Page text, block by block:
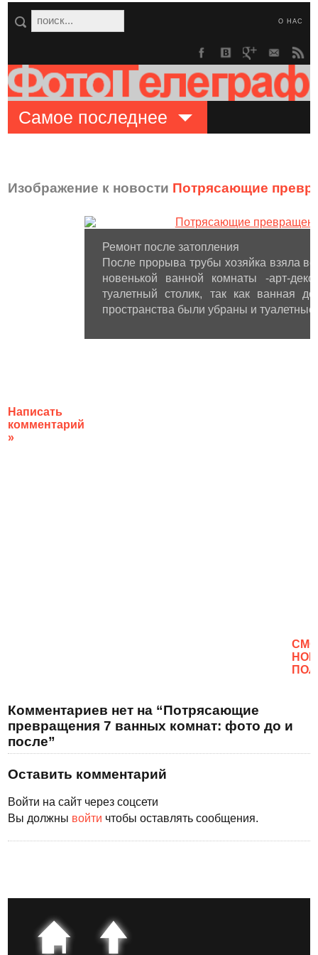
О НАС
Самое последнее
Изображение к новости Потрясающие
Написать
комментарий
»
Ремонт после затопления
После прорыва трубы хозяйка взяла
новенькой ванной комнаты -арт-
туалетный столик, так как ванная
пространства были убраны и
Комментариев нет на “Потрясающие
превращения 7 ванных комнат: фото до и
после”
Оставить комментарий
Войти на сайт через соцсети
Вы должны войти чтобы оставлять сообщения.